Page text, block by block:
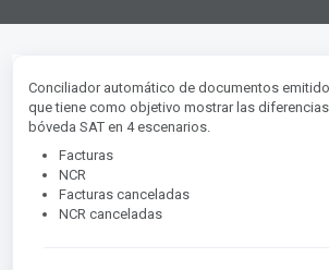
Conciliador automático de documentos
que tiene como objetivo mostrar las diferencias
bóveda SAT en 4 escenarios.
Facturas
NCR
Facturas canceladas
NCR canceladas